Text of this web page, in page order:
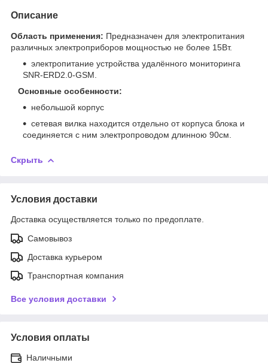
Описание
Область применения: Предназначен для электропитания
различных электроприборов мощностью не более 15Вт.
электропитание устройства удалённого мониторинга
SNR-ERD2.0-GSM.
Основные особенности:
небольшой корпус
сетевая вилка находится отдельно от корпуса блока и
соединяется с ним электропроводом длинною 90см.
Скрыть
Условия доставки
Доставка осуществляется только по предоплате.
Самовывоз
Доставка курьером
Транспортная компания
Все условия доставки
Условия оплаты
Наличными